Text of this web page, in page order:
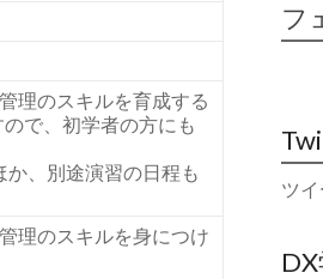
理のスキルを育成する
で、初学者の方にも
、別途演習の日程も
理のスキルを身につけ
フ
ツ